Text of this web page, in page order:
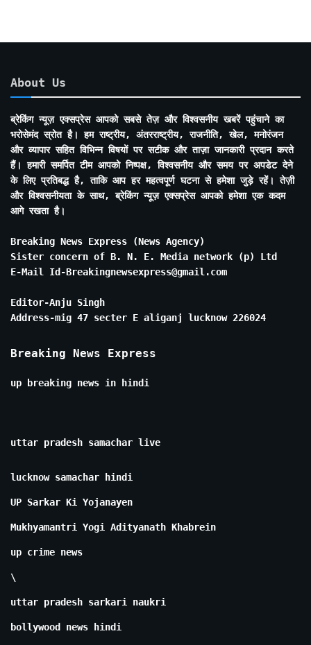
About Us
ब्रेकिंग न्यूज़ एक्सप्रेस आपको सबसे तेज़ और विश्वसनीय खबरें पहुंचाने का
भरोसेमंद स्रोत है। हम राष्ट्रीय, अंतरराष्ट्रीय, राजनीति, खेल, मनोरंजन
और व्यापार सहित विभिन्न विषयों पर सटीक और ताज़ा जानकारी प्रदान करते
हैं। हमारी समर्पित टीम आपको निष्पक्ष, विश्वसनीय और समय पर अपडेट देने
के लिए प्रतिबद्ध है, ताकि आप हर महत्वपूर्ण घटना से हमेशा जुड़े रहें। तेज़ी
और विश्वसनीयता के साथ, ब्रेकिंग न्यूज़ एक्सप्रेस आपको हमेशा एक कदम
आगे रखता है।
Breaking News Express (News Agency)
Sister concern of B. N. E. Media network (p) Ltd
E-Mail Id-Breakingnewsexpress@gmail.com
Editor-Anju Singh
Address-mig 47 secter E aliganj lucknow 226024
Breaking News Express
up breaking news in hindi
uttar pradesh samachar live
lucknow samachar hindi
UP Sarkar Ki Yojanayen
Mukhyamantri Yogi Adityanath Khabrein
up crime news
\
uttar pradesh sarkari naukri
bollywood news hindi